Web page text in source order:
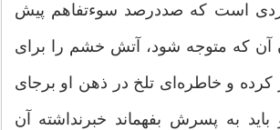
است که صددرصد سوءتفاهم پیش
آن که متوجه شود، آتش خشم را برای
و خاطره‌ای تلخ در ذهن او برجای
به پسرش بفهماند خبرنداشته آن